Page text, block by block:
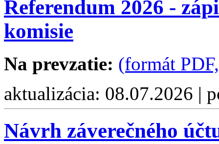
Referendum 2026 -
komisie
Na prevzatie: (formát
aktualizácia: 08.07.2026 |
Návrh záverečného